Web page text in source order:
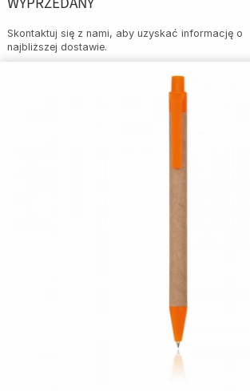
Skontaktuj się z nami, aby uzyskać informację o
najbliższej dostawie.